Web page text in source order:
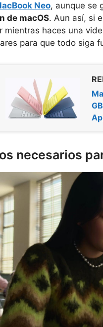
Neo, aunque se
de macOS. Aun así, si
mientras haces una
para que todo siga
necesarios